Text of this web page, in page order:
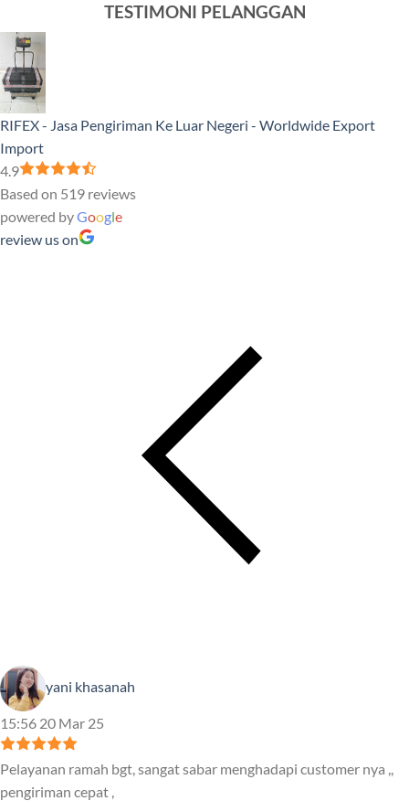
Negeri
TESTIMONI PELANGGAN
RIFEX - Jasa Pengiriman Ke Luar Negeri - Worldwide Export
Import
4.9
Based on 519 reviews
powered byGoogle
review us on
yani khasanah
15:56 20 Mar 25
Pelayanan ramah bgt, sangat sabar menghadapi customer nya ,,
pengiriman cepat ,